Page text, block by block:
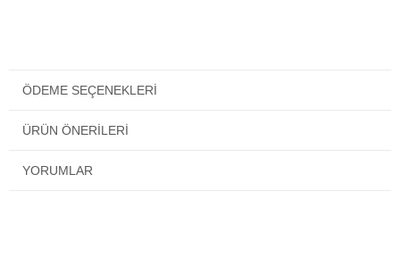
ÖDEME SEÇENEKLERI
ÜRÜN ÖNERILERI
YORUMLAR